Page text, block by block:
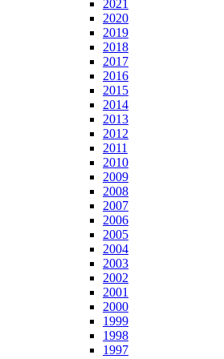
2021
2020
2019
2018
2017
2016
2015
2014
2013
2012
2011
2010
2009
2008
2007
2006
2005
2004
2003
2002
2001
2000
1999
1998
1997